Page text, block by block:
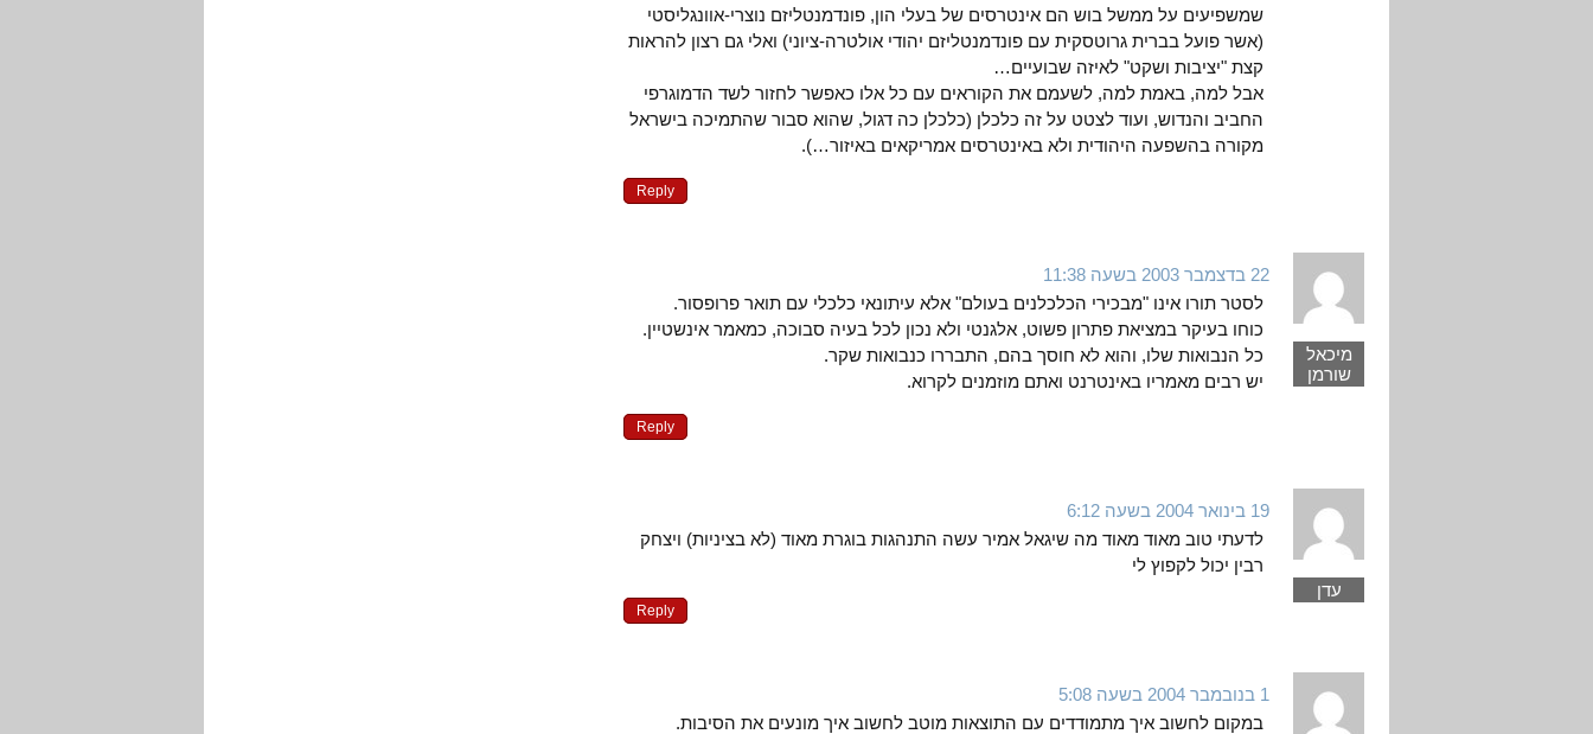
שמשפיעים על ממשל בוש הם אינטרסים של בעלי הון, פונדמנטליזם נוצרי-אוונגליסטי
(אשר פועל בברית גרוטסקית עם פונדמנטליזם יהודי אולטרה-ציוני) ואלי גם רצון להראות
קצת "יציבות ושקט" לאיזה שבועיים…
אבל למה, באמת למה, לשעמם את הקוראים עם כל אלו כאפשר לחזור לשד הדמוגרפי
החביב והנדוש, ועוד לצטט על זה כלכלן (כלכלן כה דגול, שהוא סבור שהתמיכה בישראל
מקורה בהשפעה היהודית ולא באינטרסים אמריקאים באיזור…).
Reply
מיכאל
שורמן
22 בדצמבר 2003 בשעה 11:38
לסטר תורו אינו "מבכירי הכלכלנים בעולם" אלא עיתונאי כלכלי עם תואר פרופסור.
כוחו בעיקר במציאת פתרון פשוט, אלגנטי ולא נכון לכל בעיה סבוכה, כמאמר אינשטיין.
כל הנבואות שלו, והוא לא חוסך בהם, התבררו כנבואות שקר.
יש רבים מאמריו באינטרנט ואתם מוזמנים לקרוא.
Reply
עדן
19 בינואר 2004 בשעה 6:12
לדעתי טוב מאוד מאוד מה שיגאל אמיר עשה התנהגות בוגרת מאוד (לא בציניות) ויצחק
רבין יכול לקפוץ לי
Reply
1 בנובמבר 2004 בשעה 5:08
במקום לחשוב איך מתמודדים עם התוצאות מוטב לחשוב איך מונעים את הסיבות.